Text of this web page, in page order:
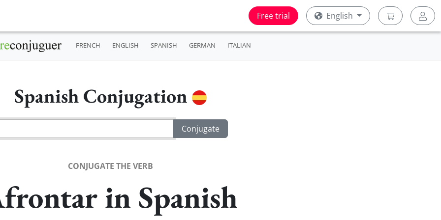
Free trial English
FRENCH ENGLISH SPANISH GERMAN ITALIAN
Spanish Conjugation
CONJUGATE THE VERB
in Spanish